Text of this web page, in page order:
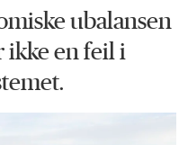
ubalansen
ikke en feil i